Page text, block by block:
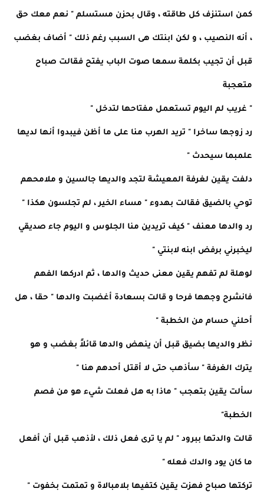
كمن استنزف كل طاقته ، وقال بحزن مستسلم " نعم معك حق
، أنه النصيب ، و لكن ابنتك هى السبب رغم ذلك " أضاف بغضب
قبل أن تجيب بكلمة سمعا صوت الباب يفتح فقالت صباح
متعجبة
" غريب لم اليوم تستعمل مفتاحها لتدخل "
رد زوجها ساخرا " تريد الهرب منا على ما أظن فيبدوا أنها لديها
علمبما سيحدث "
دلفت يقين لغرفة المعيشة لتجد والديها جالسين و ملامحهم
توحي بالضيق فقالت بهدوء " مساء الخير ، لم تجلسون هكذا "
رد والدها معنف " كيف تريدين منا الجلوس و اليوم جاء صديقي
ليخبرني برفض ابنه لابنتي "
لوهلة لم تفهم يقين معنى حديث والدها ، ثم ادركها الفهم
فانشرح وجهها فرحا و قالت بسعادة أغضبت والدها " حقا ، هل
أحلني حسام من الخطبة "
نظر والديها بضيق قبل أن ينهض والدها قائلاً بغضب و هو
يترك الغرفة " سأذهب حتى لا أقتل أحدهم هنا "
سألت يقين بتعجب " ماذا به هل فعلت شيء هو من فصم
الخطبة"
قالت والدتها ببرود " لم يا ترى فعل ذلك ، لأذهب قبل أن أفعل
ما كان يود والدك فعله "
تركتها صباح فهزت يقين كتفيها بلامبالاة و تمتمت بخفوت "